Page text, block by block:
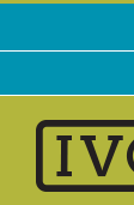
Ga